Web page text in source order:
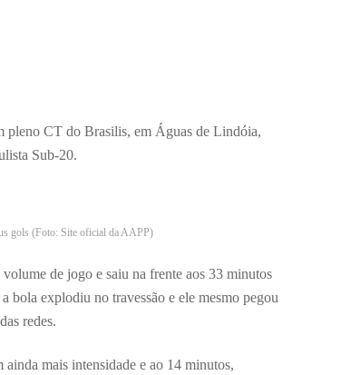
pleno CT do Brasilis, em Águas de Lindóia,
Sub-20.
gols (Foto: Site oficial da AAPP)
de jogo e saiu na frente aos 33 minutos
explodiu no travessão e ele mesmo pegou
redes.
ainda mais intensidade e ao 14 minutos,